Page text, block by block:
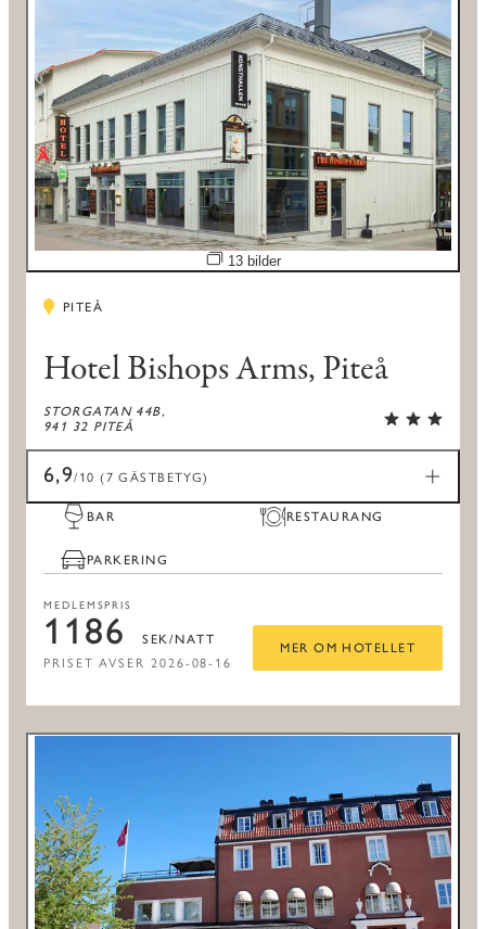
Öppna bildspel
13 bilder
PITEÅ
Hotel Bishops Arms, Piteå
STORGATAN 44B,
941 32 PITEÅ
6,9/10 (7 GÄSTBETYG)
BAR RESTAURANG
PARKERING
MEDLEMSPRIS
1186 SEK/NATT
PRISET AVSER 2026-08-16
MER OM HOTELLET